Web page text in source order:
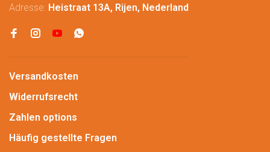
Adresse: Heistraat 13A, Rijen, Nederland
Versandkosten
Widerrufsrecht
Zahlen options
Häufig gestellte Fragen